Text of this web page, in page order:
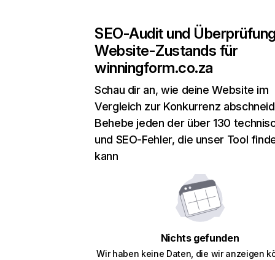
SEO-Audit und
Website-Zustands für
winningform.co.za
Schau dir an, wie deine Website im
Vergleich zur Konkurrenz
Behebe jeden der über 130
und SEO-Fehler, die unser Tool
kann
Nichts gefunden
Wir haben keine Daten, die wir anzeigen